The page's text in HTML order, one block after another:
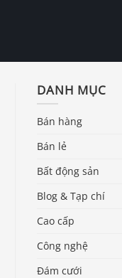
DANH MỤC
Bán hàng
Bán lẻ
Bất động sản
Blog & Tạp chí
Cao cấp
Công nghệ
Đám cưới